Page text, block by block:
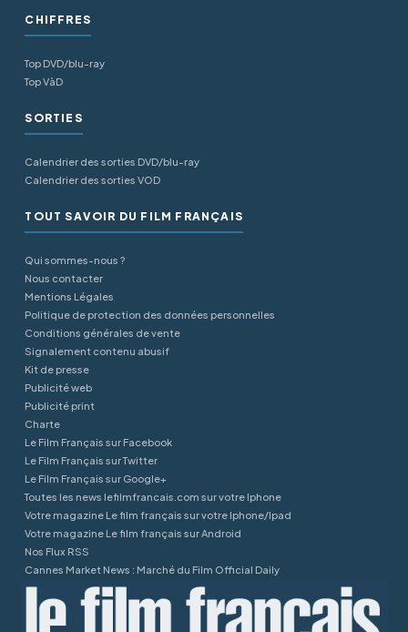
CHIFFRES
Top DVD/blu-ray
Top VàD
SORTIES
Calendrier des sorties DVD/blu-ray
Calendrier des sorties VOD
TOUT SAVOIR DU FILM FRANÇAIS
Qui sommes-nous ?
Nous contacter
Mentions Légales
Politique de protection des données personnelles
Conditions générales de vente
Signalement contenu abusif
Kit de presse
Publicité web
Publicité print
Charte
Le Film Français sur Facebook
Le Film Français sur Twitter
Le Film Français sur Google+
Toutes les news lefilmfrancais.com sur votre Iphone
Votre magazine Le film français sur votre Iphone/Ipad
Votre magazine Le film français sur Android
Nos Flux RSS
Cannes Market News : Marché du Film Official Daily